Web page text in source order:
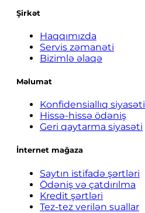
Şirkət
Haqqımızda
Servis zəmanəti
Bizimlə əlaqə
Məlumat
Konfidensiallıq siyasəti
Hissə-hissə ödəniş
Geri qaytarma siyasəti
İnternet mağaza
Saytın istifadə şərtləri
Ödəniş və çatdırılma
Kredit şərtləri
Tez-tez verilən suallar